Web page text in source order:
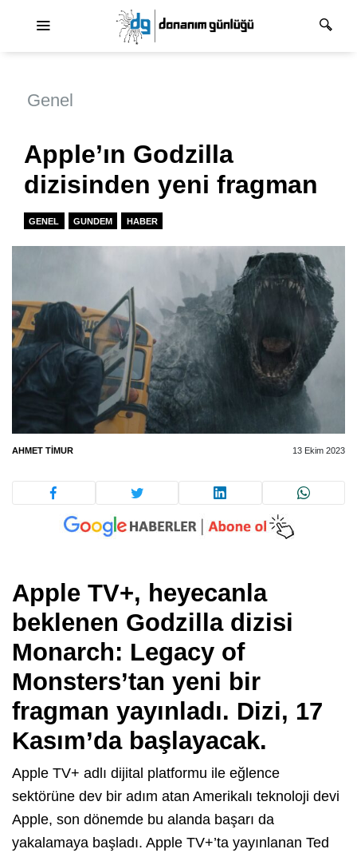
Genel
Apple’ın Godzilla
dizisinden yeni fragman
GENEL GUNDEM HABER
AHMET TIMUR 13 Ekim 2023
Apple TV+, heyecanla
beklenen Godzilla dizisi
Monarch: Legacy of
Monsters’tan yeni bir
fragman yayınladı. Dizi, 17
Kasım’da başlayacak.
Apple TV+ adlı dijital platformu ile eğlence
sektörüne dev bir adım atan Amerikalı teknoloji devi
Apple, son dönemde bu alanda başarı da
yakalamaya başladı. Apple TV+’ta yayınlanan Ted